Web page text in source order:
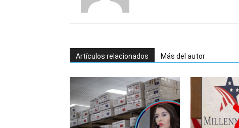
Artículos relacionados Más del autor